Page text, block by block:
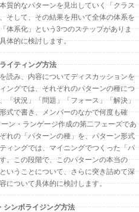
質的なパターンを見出していく「クラス
そして、その結果を用いて全体の体系を
体系化」という3つのステップがありま
体的に検討します。
イティング方法
読み、内容についてディスカッションを
ングでは、それぞれのパターンの種につ
「状況」「問題」「フォース」「解決」
式で書き、メンバーのなかで何度も確
ン・ランゲージ作成の第二フェーズであ
れの「パターンの種」を、パターン形式
ィングでは、マイニングでつくった「パ
。この段階で、このパターンの本当の
いうことについて、さらに突き詰めて深
について具体的に検討します。
ンボライジング方法